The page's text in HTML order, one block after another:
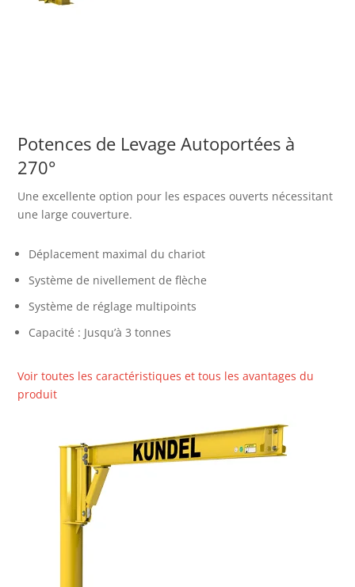
Potences de Levage Autoportées à
270°
Une excellente option pour les espaces ouverts nécessitant
une large couverture.
Déplacement maximal du chariot
Système de nivellement de flèche
Système de réglage multipoints
Capacité : Jusqu’à 3 tonnes
Voir toutes les caractéristiques et tous les avantages du
produit